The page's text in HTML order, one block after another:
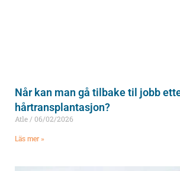
Når kan man gå tilbake til jobb
hårtransplantasjon?
Atle 06/02/2026
Läs mer »